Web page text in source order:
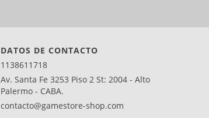
DATOS DE CONTACTO
1138611718
Av. Santa Fe 3253 Piso 2 St: 2004 - Alto
Palermo - CABA.
contacto@gamestore-shop.com